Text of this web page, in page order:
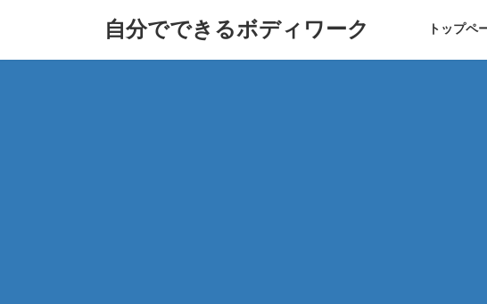
ン
ー
自分でできるボディワーク トップペ